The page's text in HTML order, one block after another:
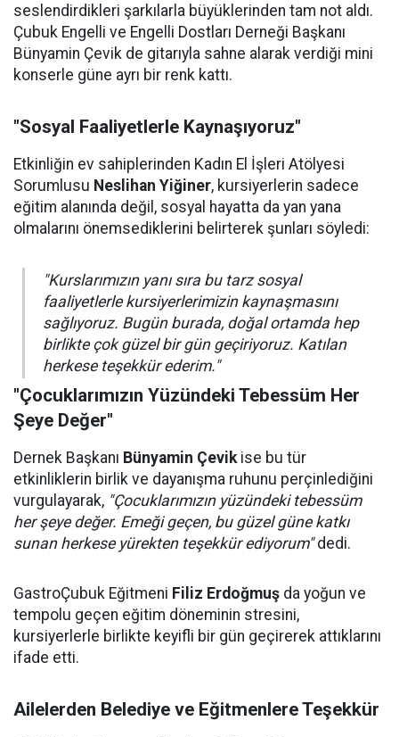
seslendirdikleri şarkılarla büyüklerinden tam not aldı.
Çubuk Engelli ve Engelli Dostları Derneği Başkanı
Bünyamin Çevik de gitarıyla sahne alarak verdiği mini
konserle güne ayrı bir renk kattı.
"Sosyal Faaliyetlerle Kaynaşıyoruz"
Etkinliğin ev sahiplerinden Kadın El İşleri Atölyesi
Sorumlusu Neslihan Yiğiner, kursiyerlerin sadece
eğitim alanında değil, sosyal hayatta da yan yana
olmalarını önemsediklerini belirterek şunları söyledi:
"Kurslarımızın yanı sıra bu tarz sosyal
faaliyetlerle kursiyerlerimizin kaynaşmasını
sağlıyoruz. Bugün burada, doğal ortamda hep
birlikte çok güzel bir gün geçiriyoruz. Katılan
herkese teşekkür ederim."
"Çocuklarımızın Yüzündeki Tebessüm Her
Şeye Değer"
Dernek Başkanı Bünyamin Çevikise bu tür
etkinliklerin birlik ve dayanışma ruhunu perçinlediğini
vurgulayarak, "Çocuklarımızın yüzündeki tebessüm
her şeye değer. Emeği geçen, bu güzel güne katkı
sunan herkese yürekten teşekkür ediyorum"dedi.
GastroÇubuk Eğitmeni Filiz Erdoğmuş da yoğun ve
tempolu geçen eğitim döneminin stresini,
kursiyerlerle birlikte keyifli bir gün geçirerek attıklarını
ifade etti.
Ailelerden Belediye ve Eğitmenlere Teşekkür